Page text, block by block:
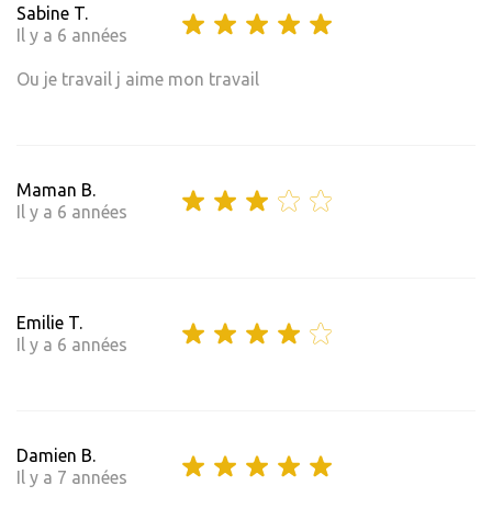
Sabine T.
Il y a 6 années
Ou je travail j aime mon travail
Maman B.
Il y a 6 années
Emilie T.
Il y a 6 années
Damien B.
Il y a 7 années